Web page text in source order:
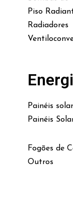
Piso
Radiadores
Painéis
Painéis
Fogões de
Outros